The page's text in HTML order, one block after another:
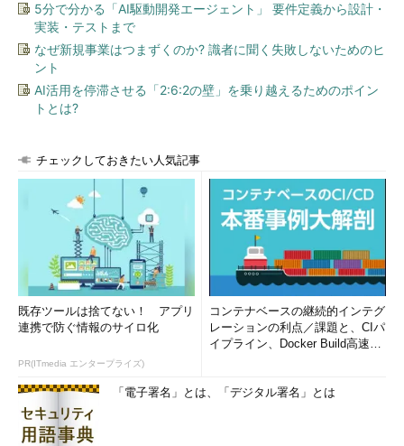
5分で分かる「AI駆動開発エージェント」 要件定義から設計・
実装・テストまで
なぜ新規事業はつまずくのか? 識者に聞く失敗しないためのヒ
ント
AI活用を停滞させる「2:6:2の壁」を乗り越えるためのポイン
トとは?
チェックしておきたい人気記事
既存ツールは捨てない！ アプリ
連携で防ぐ情報のサイロ化
PR(ITmedia エンタープライズ)
コンテナベースの継続的インテグ
レーションの利点／課題と、CIパ
イプライン、Docker Build高速化
「電子署名」とは、「デジタル署名」とは